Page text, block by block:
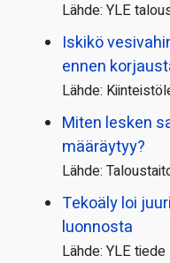
Lähde: YLE
Iskikö
ennen
Lähde:
Miten lesken
määräytyy?
Lähde:
Tekoäly loi
luonnosta
Lähde: YLE tiede